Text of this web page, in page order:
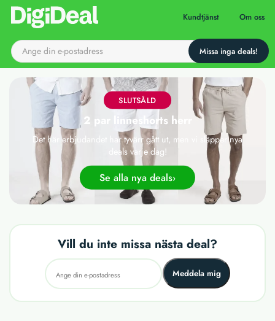
Till startsidan Kundtjänst Om oss
SLUTSÅLD
2 par linneshorts herr
Det här erbjudandet har tyvärr gått ut, men vi släpper nya
deals varje dag!
Se alla nya deals
Vill du inte missa nästa deal?
Meddela mig